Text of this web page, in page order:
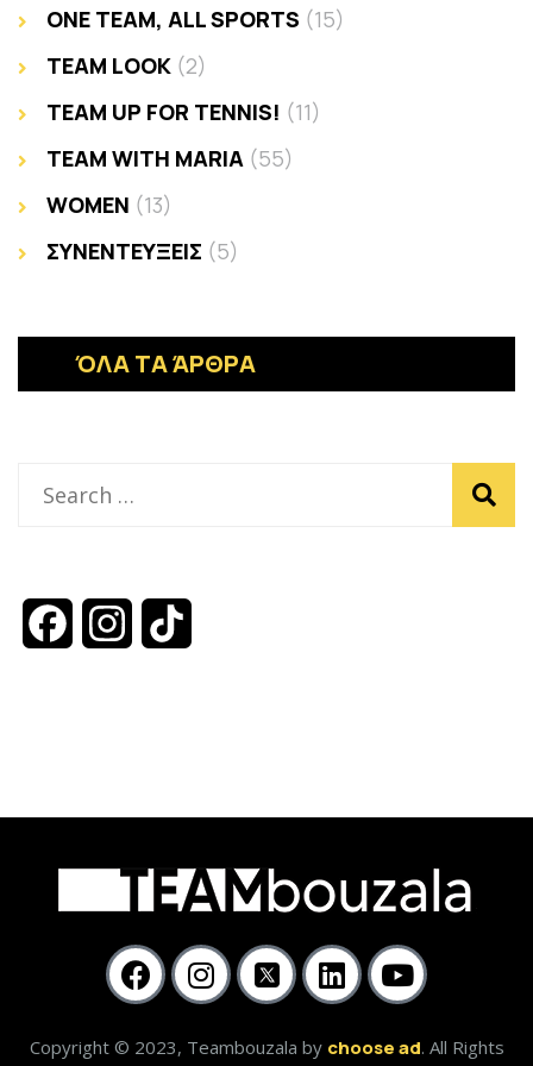
ONE TEAM, ALL SPORTS (15)
TEAM LOOK (2)
TEAM UP FOR TENNIS! (11)
TEAM WITH MARIA (55)
WOMEN (13)
ΣΥΝΕΝΤΕΥΞΕΙΣ (5)
ΌΛΑ ΤΑ ΆΡΘΡΑ
FacebookInstagram
Copyright © 2023, Teambouzala by choose ad. All Rights